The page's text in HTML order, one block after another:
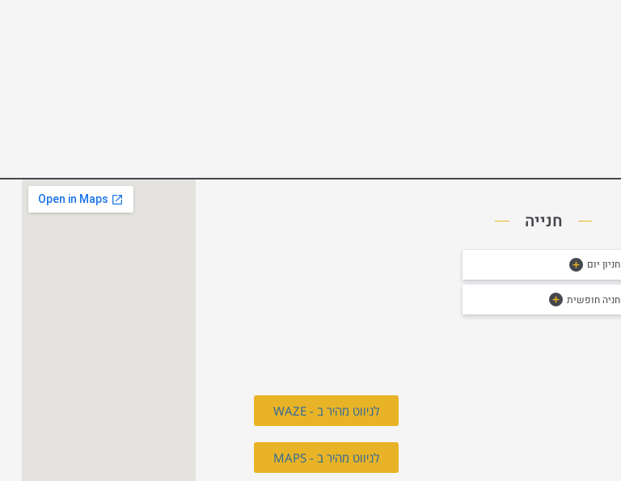
חנייה
חניון יום
חניה חופשית
לניווט מהיר ב - WAZE
לניווט מהיר ב - MAPS